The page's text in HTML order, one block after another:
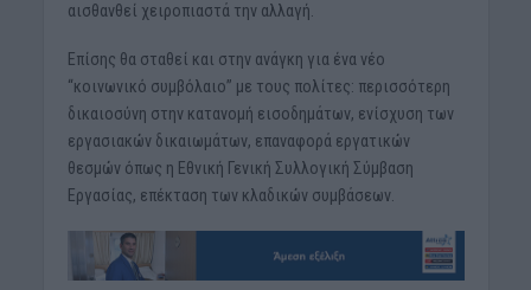
αισθανθεί χειροπιαστά την αλλαγή.
Επίσης θα σταθεί και στην ανάγκη για ένα νέο
“κοινωνικό συμβόλαιο” με τους πολίτες: περισσότερη
δικαιοσύνη στην κατανομή εισοδημάτων, ενίσχυση των
εργασιακών δικαιωμάτων, επαναφορά εργατικών
θεσμών όπως η Εθνική Γενική Συλλογική Σύμβαση
Εργασίας, επέκταση των κλαδικών συμβάσεων.